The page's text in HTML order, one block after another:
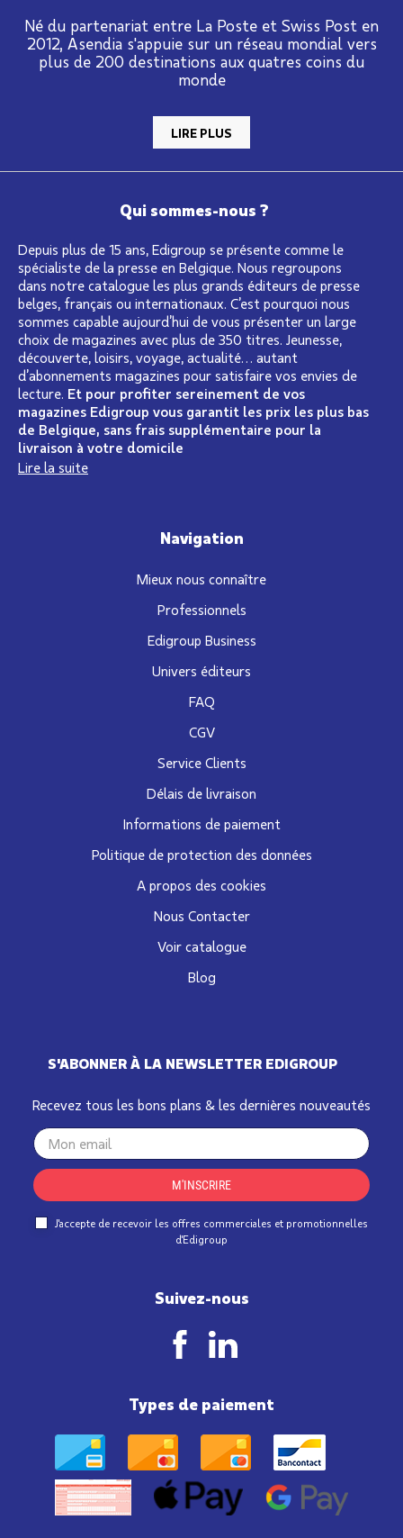
Né du partenariat entre La Poste et Swiss Post en
2012, Asendia s'appuie sur un réseau mondial vers
plus de 200 destinations aux quatres coins du
monde
LIRE PLUS
Qui sommes-nous ?
Depuis plus de 15 ans, Edigroup se présente comme le
spécialiste de la presse en Belgique. Nous regroupons
dans notre catalogue les plus grands éditeurs de presse
belges, français ou internationaux. C’est pourquoi nous
sommes capable aujourd’hui de vous présenter un large
choix de magazines avec plus de 350 titres. Jeunesse,
découverte, loisirs, voyage, actualité… autant
d’abonnements magazines pour satisfaire vos envies de
lecture. Et pour profiter sereinement de vos
magazines Edigroup vous garantit les prix les plus bas
de Belgique, sans frais supplémentaire pour la
livraison à votre domicile
Lire la suite
S'ABONNER À LA NEWSLETTER EDIGROUP
Recevez tous les bons plans & les dernières nouveautés
Your
email
M'INSCRIRE
J'accepte de recevoir les offres commerciales et promotionnelles
d'Edigroup
Navigation
Mieux nous connaître
Professionnels
Edigroup Business
Univers éditeurs
FAQ
CGV
Service Clients
Délais de livraison
Informations de paiement
Politique de protection des données
A propos des cookies
Nous Contacter
Voir catalogue
Blog
Suivez-nous
Types de paiement